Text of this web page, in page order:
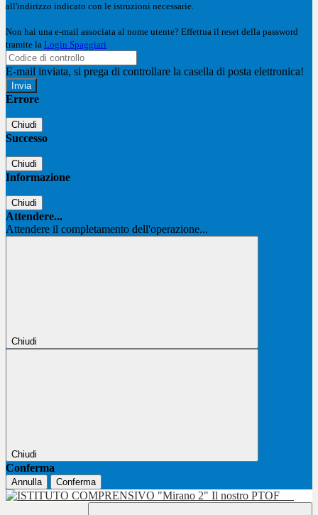
all'indirizzo indicato con le istruzioni necessarie.
Non hai una e-mail associata al nome utente? Effettua il reset della password
tramite la Login Spaggiari
E-mail inviata, si prega di controllare la casella di posta elettronica!
Errore
Chiudi
Successo
Chiudi
Informazione
Chiudi
Attendere...
Attendere il completamento dell'operazione...
Chiudi
Chiudi
Conferma
Annulla Conferma
Il nostro PTOF